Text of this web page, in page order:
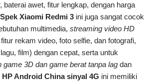
baterai awet, fitur lengkap, dengan harga
Spek Xiaomi Redmi 3 ini juga sangat cocok
multimedia, streaming video HD
rekam video, foto selfie, dan fotografi,
film) dengan cepat, serta untuk
game 3D dan game berat tanpa lag dan
HP Android China sinyal 4G ini memiliki